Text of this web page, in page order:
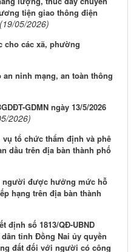
tiện giao thông điện
(19/05/2026)
cho các xã, phường
ninh mạng, an toàn thông
GDMN ngày 13/5/2026
2026)
tổ chức thẩm định và phê
dầu trên địa bàn thành phố
người được hưởng mức hỗ
hạng trên địa bàn thành
định số 1813/QĐ-UBND
dân tỉnh Đồng Nai ủy quyền
đất đối với người có công